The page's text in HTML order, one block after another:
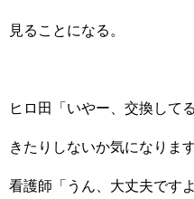
見ることになる。
ヒロ田「いやー、交換して
きたりしないか気になりま
看護師「うん、大丈夫です